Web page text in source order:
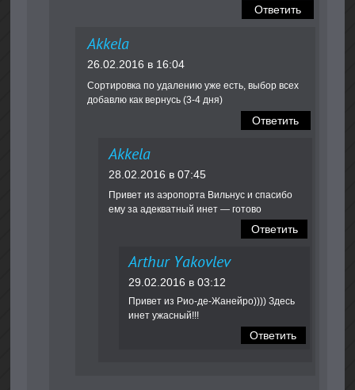
Ответить
Akkela
26.02.2016 в 16:04
Сортировка по удалению уже есть, выбор всех
добавлю как вернусь (3-4 дня)
Ответить
Akkela
28.02.2016 в 07:45
Привет из аэропорта Вильнус и спасибо
ему за адекватный инет — готово
Ответить
Arthur Yakovlev
29.02.2016 в 03:12
Привет из Рио-де-Жанейро)))) Здесь
инет ужасный!!!
Ответить